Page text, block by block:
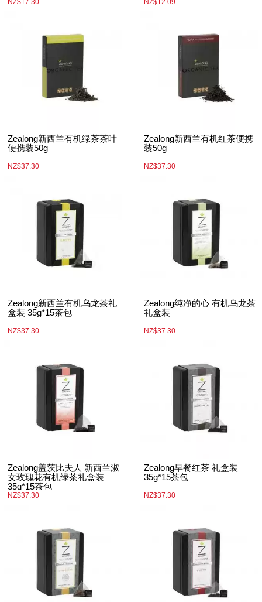
Zealong新西兰有机绿茶茶叶
便携装50g
NZ$37.30
Zealong新西兰有机红茶便携
装50g
NZ$37.30
Zealong新西兰有机乌龙茶礼
盒装 35g*15茶包
NZ$37.30
Zealong纯净的心 有机乌龙茶
礼盒装
NZ$37.30
Zealong盖茨比夫人 新西兰淑
女玫瑰花有机绿茶礼盒装
35g*15茶包
NZ$37.30
Zealong早餐红茶 礼盒装
35g*15茶包
NZ$37.30